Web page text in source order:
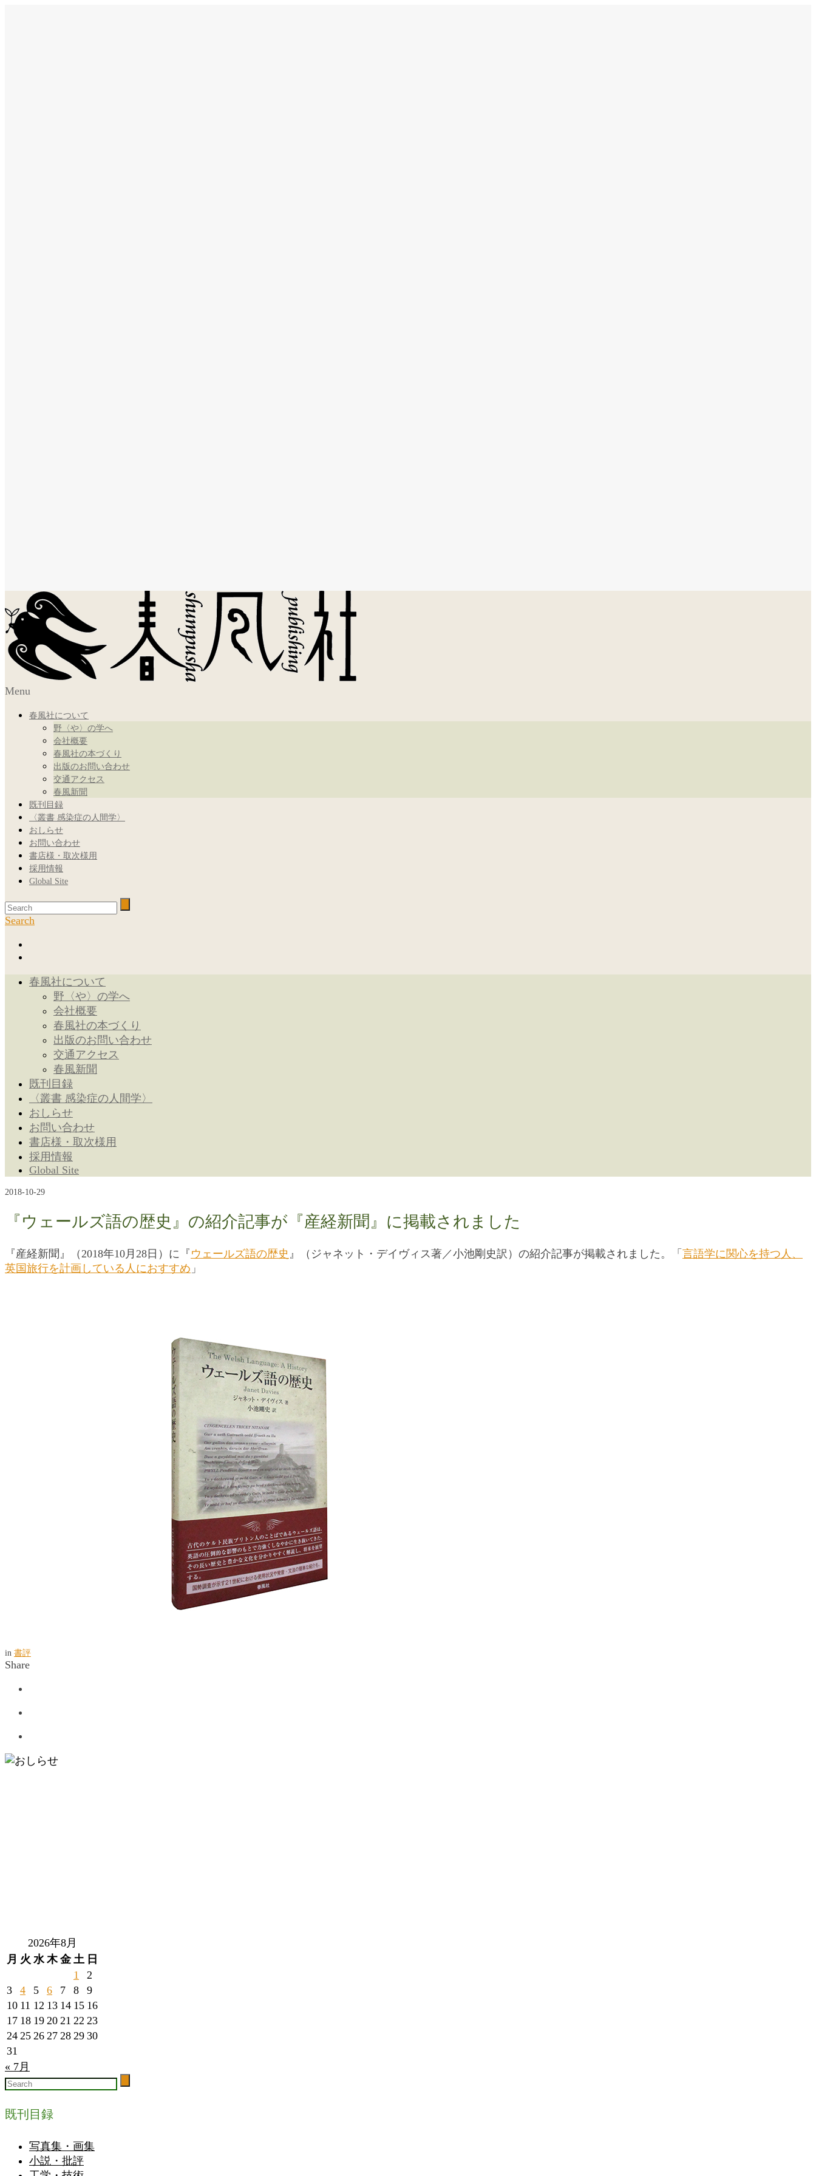
Menu
春風社について
野〈や〉の学へ
会社概要
春風社の本づくり
出版のお問い合わせ
交通アクセス
春風新聞
既刊目録
〈叢書 感染症の人間学〉
おしらせ
お問い合わせ
書店様・取次様用
採用情報
Global Site
Search
春風社について
野〈や〉の学へ
会社概要
春風社の本づくり
出版のお問い合わせ
交通アクセス
春風新聞
既刊目録
〈叢書 感染症の人間学〉
おしらせ
お問い合わせ
書店様・取次様用
採用情報
Global Site
2018-10-29
『ウェールズ語の歴史』の紹介記事が『産経新聞』に掲載されました
『産経新聞』（2018年10月28日）に『 ウェールズ語の歴史 』（ジャネット・デイヴィス著／小池剛史訳）の紹介記事が掲載されました。「 言語学に関心を持つ人、
英国旅行を計画している人におすすめ 」
in 書評
Share
2026年8月
月 火 水 木 金 土 日
1
2
3
4 5 6 7 8
9
10 11 12 13 14 15 16
17 18 19 20 21 22 23
24 25 26 27 28 29 30
31
« 7月
既刊目録
写真集・画集
小説・批評